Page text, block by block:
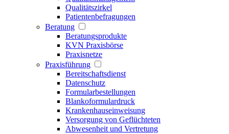
Qualitätszirkel
Patientenbefragungen
Beratung
Beratungsprodukte
KVN Praxisbörse
Praxisnetze
Praxisführung
Bereitschaftsdienst
Datenschutz
Formularbestellungen
Blankoformulardruck
Krankenhauseinweisung
Versorgung von Geflüchteten
Abwesenheit und Vertretung